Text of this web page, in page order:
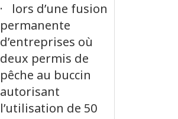
· lors d’une fusion
permanente
d’entreprises où
deux permis de
pêche au buccin
autorisant
l’utilisation de 50